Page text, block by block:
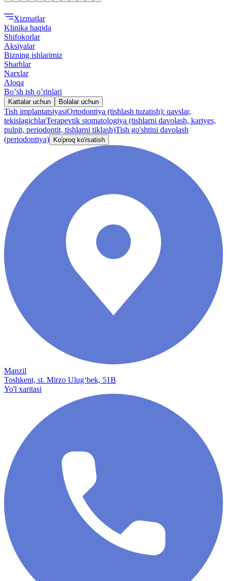
Xizmatlar
Klinika haqida
Shifokorlar
Aksiyalar
Bizning ishlarimiz
Sharhlar
Narxlar
Aloqa
Boʼsh ish oʼrinlari
Kattalar uchun Bolalar uchun
Tish implantatsiyasiOrtodontiya (tishlash tuzatish): qavslar,
tekislagichlarTerapevtik stomatologiya (tishlarni davolash, kariyes,
pulpit, periodontit, tishlarni tiklash)Tish go'shtini davolash
(periodontiya)
Ko'proq ko'rsatish
Manzil
Toshkent, st. Mirzo Ulug‘bek, 51B
Yo'l xaritasi